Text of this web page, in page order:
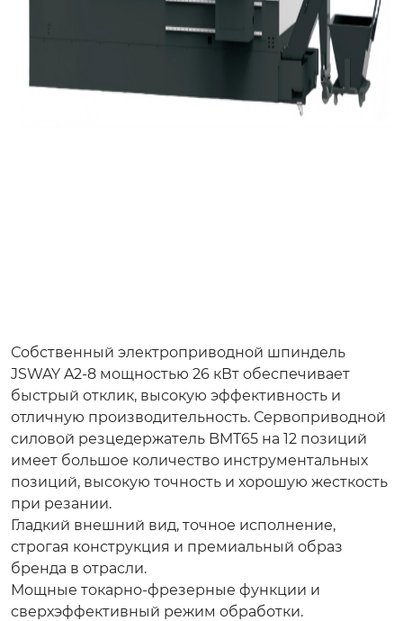
Собственный электроприводной шпиндель
JSWAY A2-8 мощностью 26 кВт обеспечивает
быстрый отклик, высокую эффективность и
отличную производительность. Сервоприводной
силовой резцедержатель BMT65 на 12 позиций
имеет большое количество инструментальных
позиций, высокую точность и хорошую жесткость
при резании.
Гладкий внешний вид, точное исполнение,
строгая конструкция и премиальный образ
бренда в отрасли.
Мощные токарно-фрезерные функции и
сверхэффективный режим обработки.